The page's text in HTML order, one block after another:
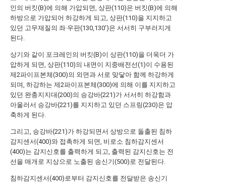
인의 버킷(B)에 의해 가압되면, 상판(110)은 버킷(B)에 의해
하방으로 가압되어 하강하게 되고, 상판(110)을 지지하고
있던 고무재질의 좌·우판(130,130')은 서서히 구부러지게
된다.
상기와 같이 포크레인의 버킷(B)이 상판(110)을 더욱더 가
압하게 되면, 상판(110)의 내면이 지중배전선(1)이 수용된
제2파이프본체(300)의 외면과 서로 맞닿아 함께 하강하게
되며, 하강하는 제2파이프본체(300)에 의해 이를 지지하고
있던 완충지지대(200)의 승강바(221)가 서서히 하강함과
아울러서 승강바(221)를 지지하고 있던 스프링(230)은 압
축하게 된다.
그리고, 승강바(221)가 하강되면서 상방으로 돌출된 침하
감지센서(400)와 접촉하게 되면, 비로소 침하감지센서
(400)는 감지신호를 출력하게 되고, 출력된 감지신호는 전
선을 매개로 지상으로 노출된 송신기(500)로 전달된다.
침하감지센서(400)로부터 감지신호를 전달받은 송신기